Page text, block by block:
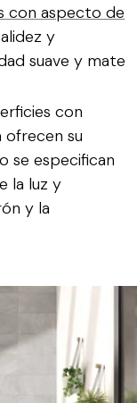
con aspecto de
y
suave y mate
con
su
se especifican
la luz y
y la